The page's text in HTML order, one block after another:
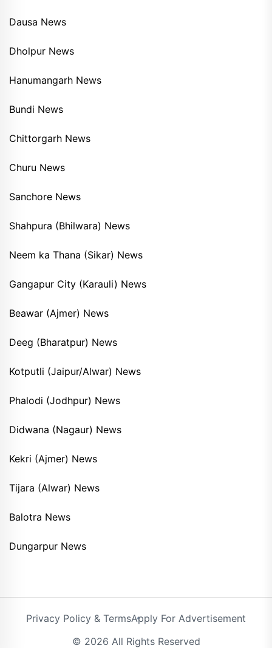
Dausa News
Dholpur News
Hanumangarh News
Bundi News
Chittorgarh News
Churu News
Sanchore News
Shahpura (Bhilwara) News
Neem ka Thana (Sikar) News
Gangapur City (Karauli) News
Beawar (Ajmer) News
Deeg (Bharatpur) News
Kotputli (Jaipur/Alwar) News
Phalodi (Jodhpur) News
Didwana (Nagaur) News
Kekri (Ajmer) News
Tijara (Alwar) News
Balotra News
Dungarpur News
Privacy Policy & TermsApply For Advertisement
© 2026 All Rights Reserved